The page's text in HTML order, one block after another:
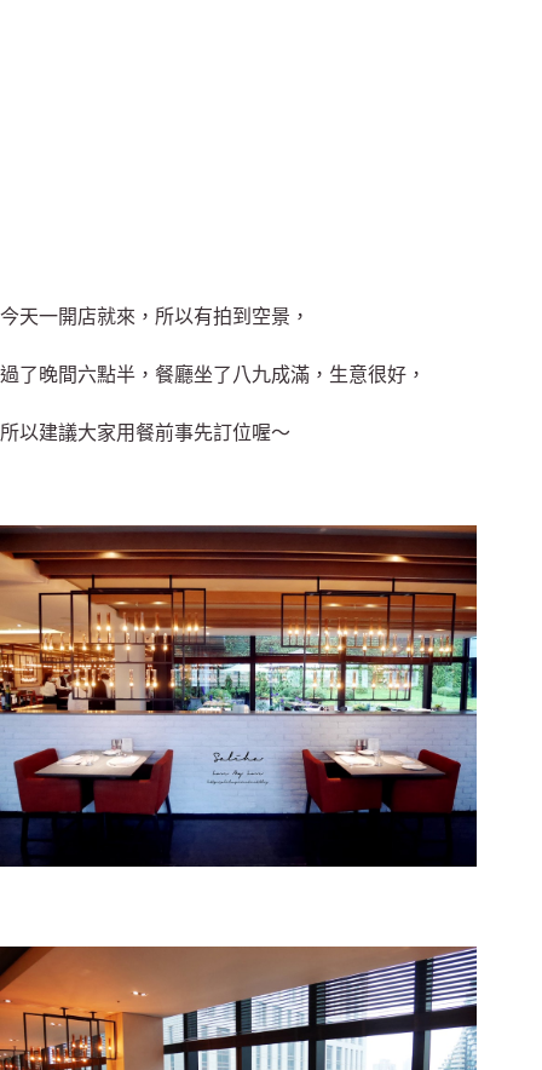
今天一開店就來，所以有拍到空景，
過了晚間六點半，餐廳坐了八九成滿，生意很好，
所以建議大家用餐前事先訂位喔～